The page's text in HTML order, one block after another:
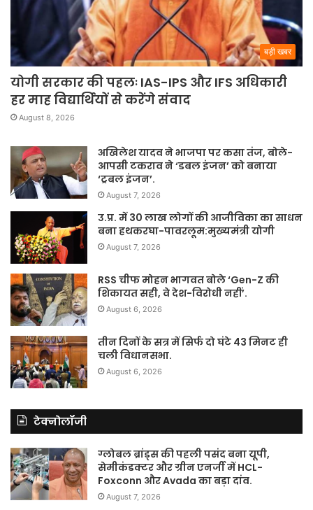
बड़ी खबर
योगी सरकार की पहलः IAS-IPS और IFS अधिकारी
हर माह विद्यार्थियों से करेंगे संवाद
August 8, 2026
अखिलेश यादव ने भाजपा पर कसा तंज, बोले-
आपसी टकराव ने ‘डबल इंजन’ को बनाया
‘ट्रबल इंजन’.
August 7, 2026
उ.प्र. में 30 लाख लोगों की आजीविका का साधन
बना हथकरघा-पावरलूम:मुख्यमंत्री योगी
August 7, 2026
RSS चीफ मोहन भागवत बोले ‘Gen-Z की
शिकायत सही, वे देश-विरोधी नहीं’.
August 6, 2026
तीन दिनों के सत्र में सिर्फ दो घंटे 43 मिनट ही
चली विधानसभा.
August 6, 2026
टेक्नोलॉजी
ग्लोबल ब्रांड्स की पहली पसंद बना यूपी,
सेमीकंडक्टर और ग्रीन एनर्जी में HCL-
Foxconn और Avada का बड़ा दांव.
August 7, 2026